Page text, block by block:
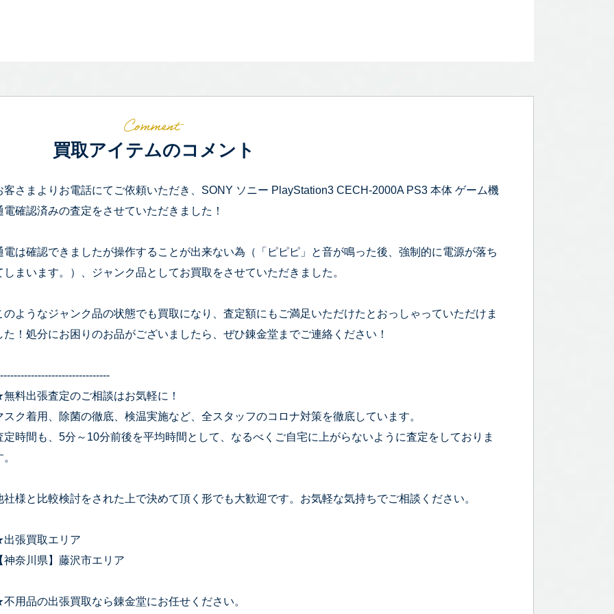
買取アイテムのコメント
客さまよりお電話にてご依頼いただき、SONY ソニー PlayStation3 CECH-2000A PS3 本体 ゲーム機
電確認済みの査定をさせていただきました！
電は確認できましたが操作することが出来ない為（「ピピピ」と音が鳴った後、強制的に電源が落ち
しまいます。）、ジャンク品としてお買取をさせていただきました。
のようなジャンク品の状態でも買取になり、査定額にもご満足いただけたとおっしゃっていただけま
た！処分にお困りのお品がございましたら、ぜひ錬金堂までご連絡ください！
料出張査定のご相談はお気軽に！
スク着用、除菌の徹底、検温実施など、全スタッフのコロナ対策を徹底しています。
定時間も、5分～10分前後を平均時間として、なるべくご自宅に上がらないように査定をしておりま
社様と比較検討をされた上で決めて頂く形でも大歓迎です。お気軽な気持ちでご相談ください。
張買取エリア
神奈川県】藤沢市エリア
用品の出張買取なら錬金堂にお任せください。